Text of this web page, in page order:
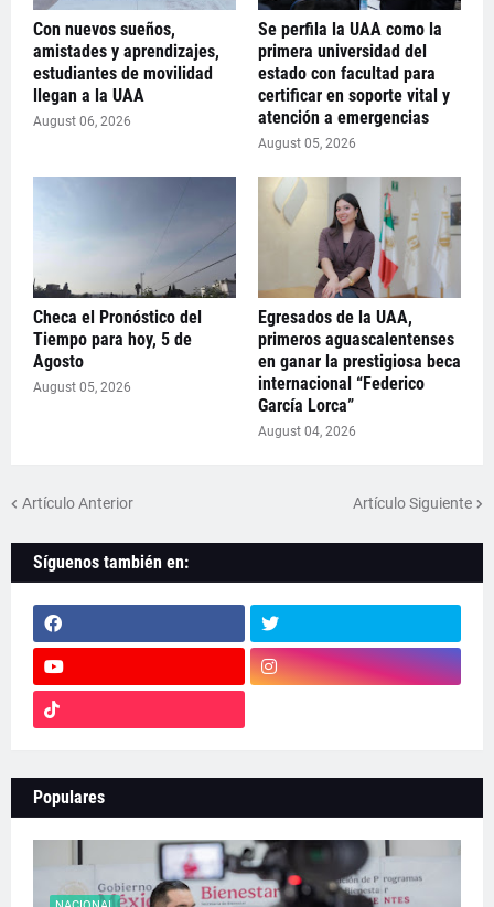
Con nuevos sueños,
amistades y aprendizajes,
estudiantes de movilidad
llegan a la UAA
August 06, 2026
Se perfila la UAA como la
primera universidad del
estado con facultad para
certificar en soporte vital y
atención a emergencias
August 05, 2026
Checa el Pronóstico del
Tiempo para hoy, 5 de
Agosto
August 05, 2026
Egresados de la UAA,
primeros aguascalentenses
en ganar la prestigiosa beca
internacional “Federico
García Lorca”
August 04, 2026
Artículo Anterior Artículo Siguiente
Síguenos también en:
Populares